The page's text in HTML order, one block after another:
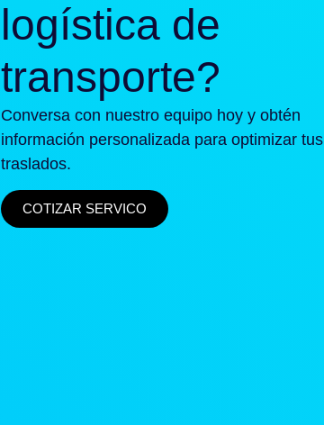
logística de
transporte?
Conversa con nuestro equipo hoy y obtén
información personalizada para optimizar tus
traslados.
COTIZAR SERVICO